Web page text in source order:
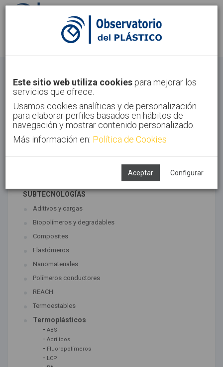
Identifícate Regístrate
Inicio Tecnologías Materiales
Este sitio web utiliza cookies para mejorar los
servicios que ofrece.
Usamos cookies analíticas y de personalización
para elaborar perfiles basados en hábitos de
navegación y mostrar contenido personalizado.
Más información en: Política de Cookies
Aceptar Configurar
TECNOLOGÍAS ASOCIADAS
SUBTECNOLOGÍAS
Aditivos y cargas
Biopolímeros y degradables
Composites
Elastómeros
Nanomateriales
Polímeros conductores
REACH
Termoestables
Termoplásticos
- ABS
- Acrílicos
- Fluoropolímeros
- LCP